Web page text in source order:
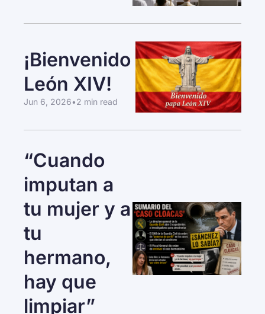
¡Bienvenido
León XIV!
Jun 6, 2026•2 min read
“Cuando
imputan a
tu mujer y a
tu
hermano,
hay que
limpiar”